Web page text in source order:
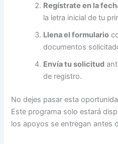
Regístrate en la
la letra inicial de tu
Llena el formulario
documentos
Envía tu solicitud
de registro.
No dejes pasar esta
Este programa solo estará
los apoyos se entregan antes